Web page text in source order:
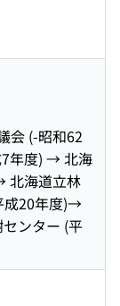
会 (-昭和62
年度) → 北海
北海道立林
成20年度)→
ンター (平